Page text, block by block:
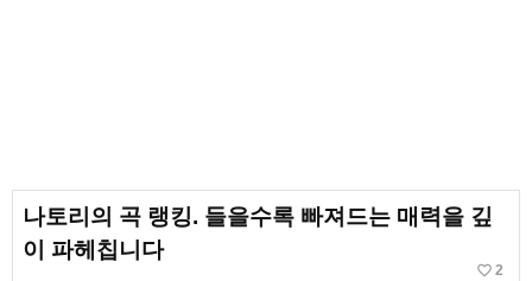
나토리의 곡 랭킹. 들을수록 빠져드는 매력을 깊
이 파헤칩니다
favorite_border 2